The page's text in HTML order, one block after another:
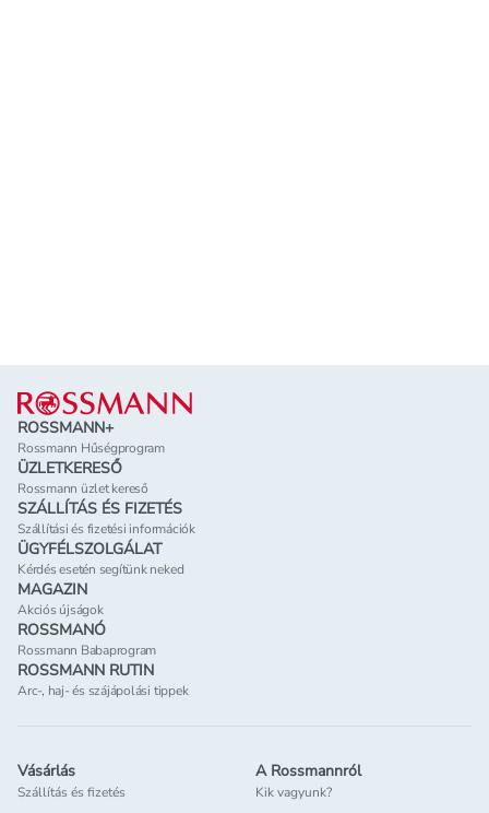
Lábléc
ROSSMANN+
Rossmann Hűségprogram
ÜZLETKERESŐ
Rossmann üzlet kereső
SZÁLLÍTÁS ÉS FIZETÉS
Szállítási és fizetési információk
ÜGYFÉLSZOLGÁLAT
Kérdés esetén segítünk neked
MAGAZIN
Akciós újságok
ROSSMANÓ
Rossmann Babaprogram
ROSSMANN RUTIN
Arc-, haj- és szájápolási tippek
Vásárlás
Szállítás és fizetés
A Rossmannról
Kik vagyunk?